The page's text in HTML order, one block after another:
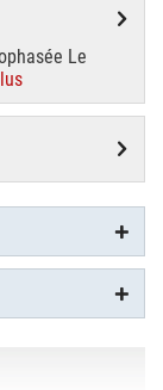
Le